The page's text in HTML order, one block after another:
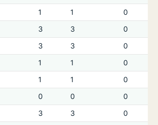
1 1
0
3 3
0
3 3
0
1 1
0
1 1
0
0 0
0
3 3
0